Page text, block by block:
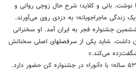
نوشت. بانی و کلاید؛ شرح حال زوجی روانی و
یک زندگی ماجراجویانه؛ به دزدی روی می‌آورند.
جشنواره فجر به ایران آمد. او سخنرانی
داشت. شاید یکی از سرفصلهای اصلی سخنانش
می‌کند.»
اما از نسلهای جوانتر؛ شان بیکر ۵۳ ساله؛ با «آنورا» در جشنواره کن حضور دارد.